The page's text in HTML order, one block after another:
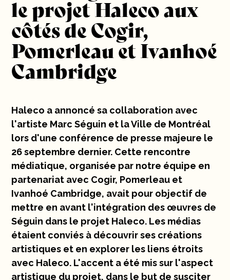
10 ans
Carrières
Contact
le projet Haleco aux
côtés de Cogir,
Pomerleau et Ivanhoé
Cambridge
Haleco a annoncé sa collaboration avec
l'artiste Marc Séguin et la Ville de Montréal
lors d'une conférence de presse majeure le
26 septembre dernier. Cette rencontre
médiatique, organisée par notre équipe en
partenariat avec Cogir, Pomerleau et
Ivanhoé Cambridge, avait pour objectif de
mettre en avant l'intégration des œuvres de
Séguin dans le projet Haleco. Les médias
étaient conviés à découvrir ses créations
artistiques et en explorer les liens étroits
avec Haleco. L'accent a été mis sur l'aspect
artistique du projet, dans le but de susciter